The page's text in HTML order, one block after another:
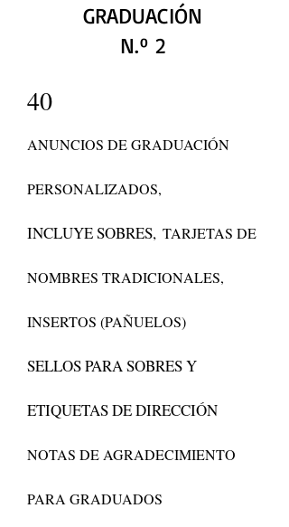
GRADUACIÓN
N.º 2
40
ANUNCIOS DE GRADUACIÓN
PERSONALIZADOS,
INCLUYE SOBRES, TARJETAS DE
NOMBRES TRADICIONALES,
INSERTOS (PAÑUELOS)
SELLOS PARA SOBRES Y
ETIQUETAS DE DIRECCIÓN
NOTAS DE AGRADECIMIENTO
PARA GRADUADOS